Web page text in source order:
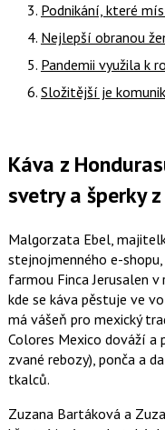
Podnikání, které
Nejlepší obranou
Pandemii využila k
Složitější je
Káva z
svetry a šperky z
Malgorzata Ebel,
stejnojmenného e-
farmou Finca Jerusalen v
kde se káva pěstuje ve
má vášeň pro mexický
Colores Mexico dováží a
zvané rebozy), ponča a
tkalců.
Zuzana Bartáková a